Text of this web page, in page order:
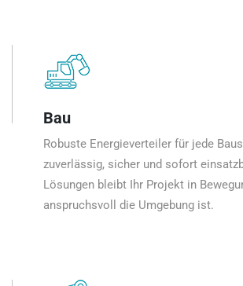
Bau
Robuste Energieverteiler für jede
zuverlässig, sicher und sofort
Lösungen bleibt Ihr Projekt in
anspruchsvoll die Umgebung ist.